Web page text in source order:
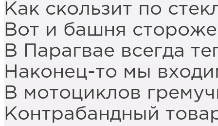
Как скользит по
Вот и башня
В Парагвае всегда
Наконец-то мы
В мотоциклов
Контрабандный